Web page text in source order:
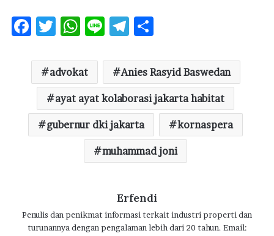
F
e
b
o
o
k
T
it
te
r
W
at
s
A
p
p
Li
e
T
e
g
ra
m
ar
e
advokat Anies Rasyid Baswedan
ayat ayat kolaborasi jakarta habitat
gubernur dki jakarta kornaspera
muhammad joni
Erfendi
Penulis dan penikmat informasi terkait industri properti dan
turunannya dengan pengalaman lebih dari 20 tahun. Email: